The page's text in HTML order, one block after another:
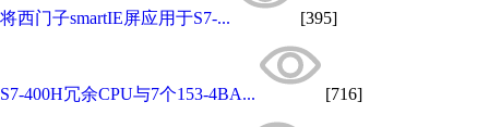
将西门子smartIE屏应用于S7-... [395]
S7-400H冗余CPU与7个153-4BA... [716]